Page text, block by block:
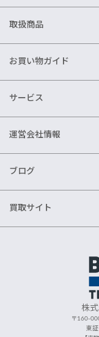
取扱商品
お買い物ガイド
サービス
運営会社情報
ブログ
買取サイト
株
〒160-
東